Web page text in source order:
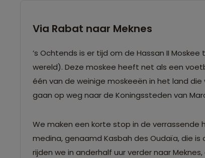
Via Rabat naar Meknes
’s Ochtends is er tijd om de Hassan II
wereld). Deze moskee heeft net als een
één van de weinige moskeeën in het land
gaan op weg naar de Koningssteden van
We maken een korte stop in de
medina, genaamd Kasbah des Oudaïa, die
rijden we in anderhalf uur verder naar